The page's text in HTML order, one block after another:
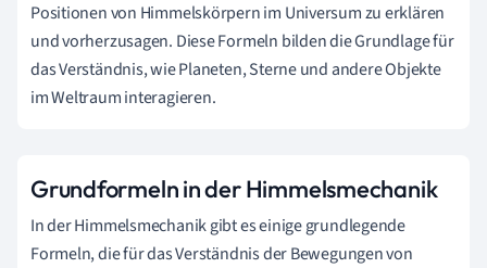
Positionen von Himmelskörpern im Universum zu erklären
und vorherzusagen. Diese Formeln bilden die Grundlage für
das Verständnis, wie Planeten, Sterne und andere Objekte
im Weltraum interagieren.
Grundformeln in der Himmelsmechanik
In der Himmelsmechanik gibt es einige grundlegende
Formeln, die für das Verständnis der Bewegungen von